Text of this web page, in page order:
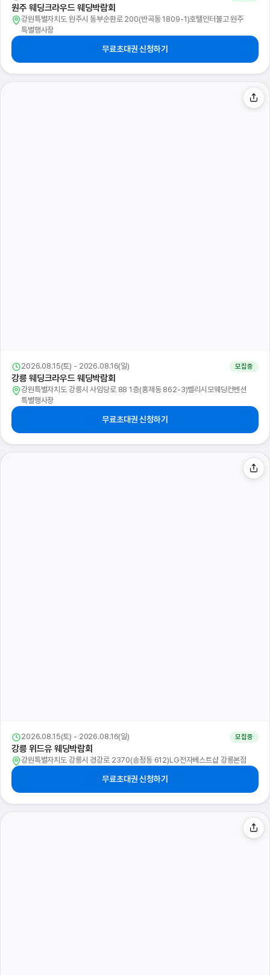
2026.08.15(토) - 2026.08.16(일)
강릉 위드유 웨딩박람회
강원특별자치도 강릉시 경강로 2370(송정동 612)LG전자베스트샵 강릉본점
무료초대권 신청하기
2026.08.15(토) - 2026.08.16(일) 모집중
춘천 혼수가전박람회
강원특별자치도 춘천시 영서로 2099(퇴계동 178-1)LG전자베스트샵 춘천점
무료초대권 신청하기
원주 웨딩박람회
강원특별자치도 원주시 봉화로 1(단계동 1123)AK플라자 원주 6층 특별행사장
무료초대권 신청하기